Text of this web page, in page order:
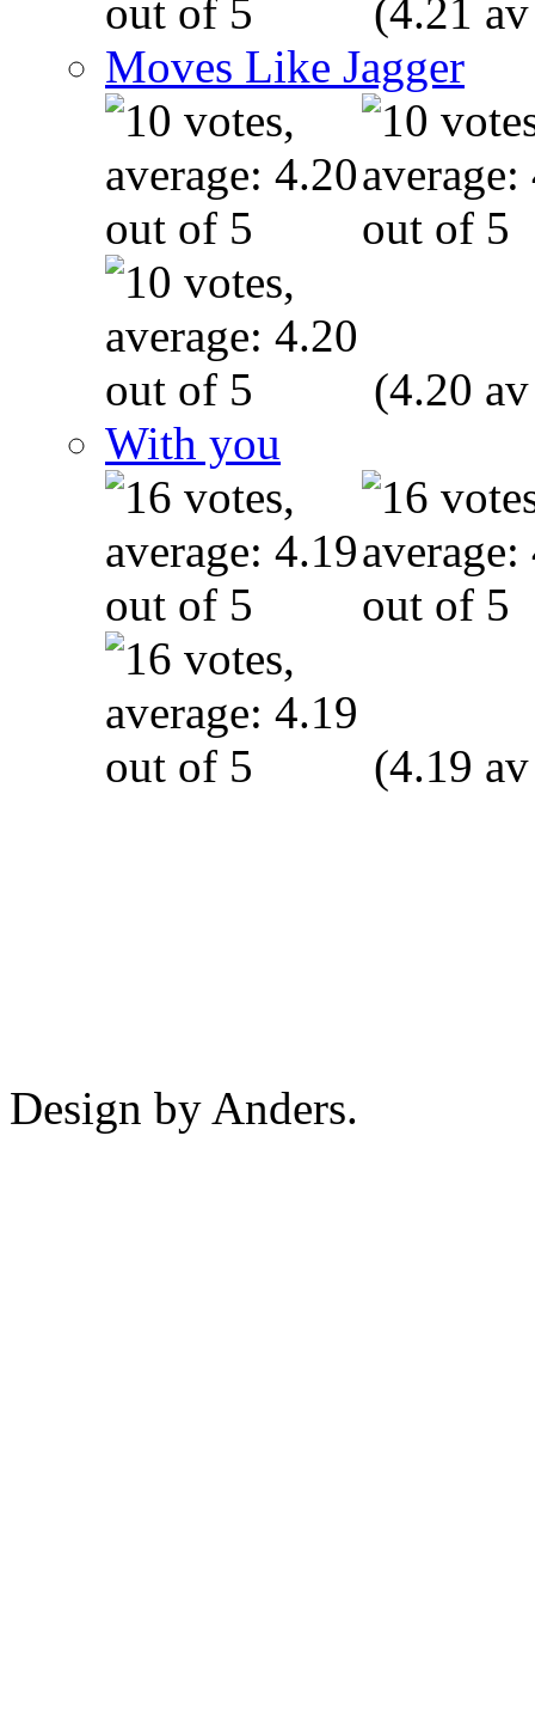
(4.21
Moves Like Jagger
(4.20
With you
(4.19
Design by Anders.